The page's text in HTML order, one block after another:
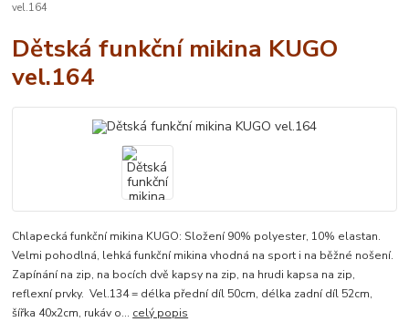
vel.164
Dětská funkční mikina KUGO
vel.164
Chlapecká funkční mikina KUGO: Složení 90% polyester, 10% elastan.
Velmi pohodlná, lehká funkční mikina vhodná na sport i na běžné nošení.
Zapínání na zip, na bocích dvě kapsy na zip, na hrudi kapsa na zip,
reflexní prvky. Vel.134 = délka přední díl 50cm, délka zadní díl 52cm,
šířka 40x2cm, rukáv o... celý popis